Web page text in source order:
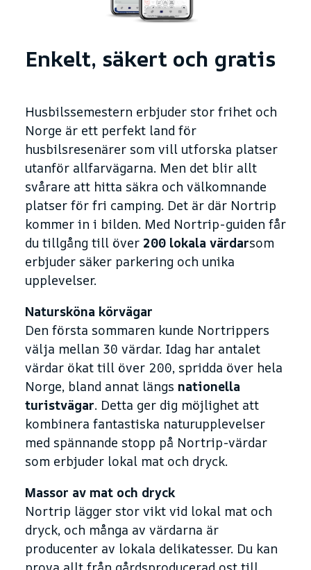
Enkelt, säkert och gratis
Husbilssemestern erbjuder stor frihet och
Norge är ett perfekt land för
husbilsresenärer som vill utforska platser
utanför allfarvägarna. Men det blir allt
svårare att hitta säkra och välkomnande
platser för fri camping. Det är där Nortrip
kommer in i bilden. Med Nortrip-guiden får
du tillgång till över 200 lokala värdarsom
erbjuder säker parkering och unika
upplevelser.
Natursköna körvägar
Den första sommaren kunde Nortrippers
välja mellan 30 värdar. Idag har antalet
värdar ökat till över 200, spridda över hela
Norge, bland annat längs nationella
turistvägar. Detta ger dig möjlighet att
kombinera fantastiska naturupplevelser
med spännande stopp på Nortrip-värdar
som erbjuder lokal mat och dryck.
Massor av mat och dryck
Nortrip lägger stor vikt vid lokal mat och
dryck, och många av värdarna är
producenter av lokala delikatesser. Du kan